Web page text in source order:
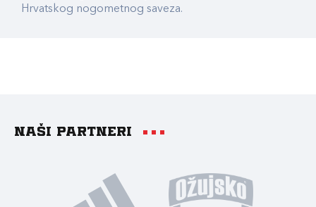
Hrvatskog nogometnog saveza.
Naši partneri